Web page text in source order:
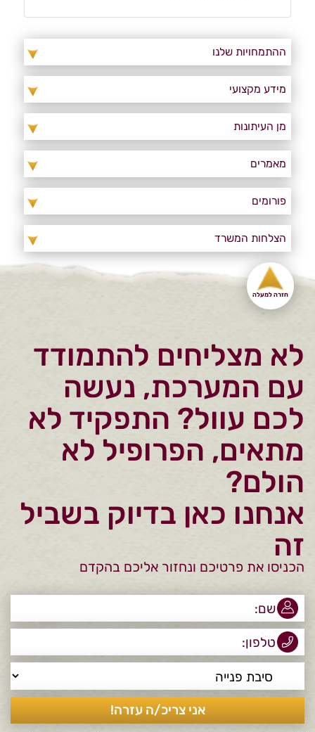
ההתמחויות שלנו
מידע מקצועי
מן העיתונות
מאמרים
פורומים
הצלחות המשרד
חזרה למעלה
לא מצליחים להתמודד
עם המערכת, נעשה
לכם עוול? התפקיד לא
מתאים, הפרופיל לא
הולם?
אנחנו כאן בדיוק בשביל
זה
הכניסו את פרטיכם ונחזור אליכם בהקדם